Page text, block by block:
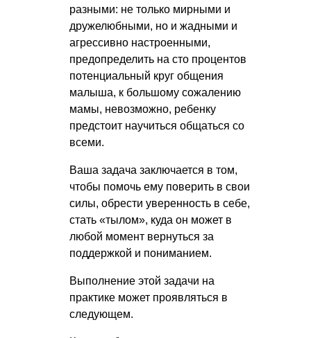
разными: не только мирными и
дружелюбными, но и жадными и
агрессивно настроенными,
предопределить на сто процентов
потенциальный круг общения
малыша, к большому сожалению
мамы, невозможно, ребенку
предстоит научиться общаться со
всеми.
Ваша задача заключается в том,
чтобы помочь ему поверить в свои
силы, обрести уверенность в себе,
стать «тылом», куда он может в
любой момент вернуться за
поддержкой и пониманием.
Выполнение этой задачи на
практике может проявляться в
следующем.